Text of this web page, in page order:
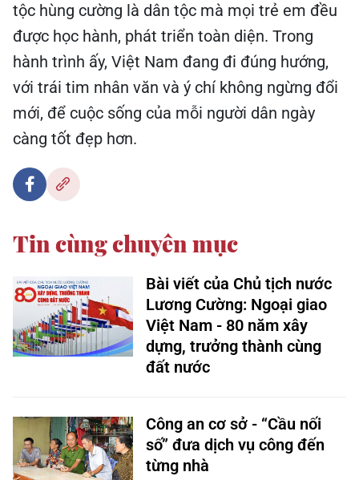
tộc hùng cường là dân tộc mà mọi trẻ em đều
được học hành, phát triển toàn diện. Trong
hành trình ấy, Việt Nam đang đi đúng hướng,
với trái tim nhân văn và ý chí không ngừng đổi
mới, để cuộc sống của mỗi người dân ngày
càng tốt đẹp hơn.
Tin cùng chuyên mục
Bài viết của Chủ tịch nước
Lương Cường: Ngoại giao
Việt Nam - 80 năm xây
dựng, trưởng thành cùng
đất nước
Công an cơ sở - “Cầu nối
số” đưa dịch vụ công đến
từng nhà